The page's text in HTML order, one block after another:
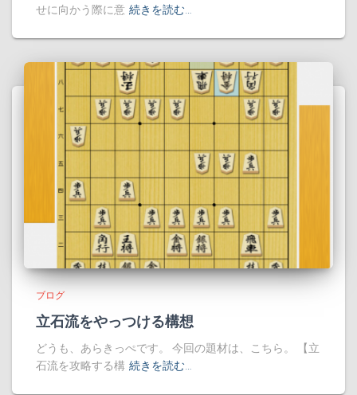
せに向かう際に意 続きを読む…
ブログ
立石流をやっつける構想
どうも、あらきっぺです。 今回の題材は、こちら。 【立
石流を攻略する構 続きを読む…